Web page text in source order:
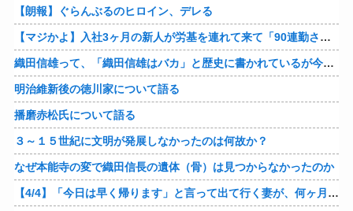
【朗報】ぐらんぶるのヒロイン、デレる
【マジかよ】入社3ヶ月の新人が労基を連れて来て「90連勤させられました」「労働基準法違反です」→俺「彼は30連休中ですが?」
織田信雄って、「織田信雄はバカ」と歴史に書かれているが今まで家が残っているんでバカではないよな？
明治維新後の徳川家について語る
播磨赤松氏について語る
３～１５世紀に文明が発展しなかったのは何故か？
なぜ本能寺の変で織田信長の遺体（骨）は見つからなかったのか
【4/4】「今日は早く帰ります」と言って出て行く妻が、何ヶ月ぶりだろう、見送る私に振り返って手を振っている。罪のなせる気持ちの表れなのか。今日の午後調査員から連絡が入る…